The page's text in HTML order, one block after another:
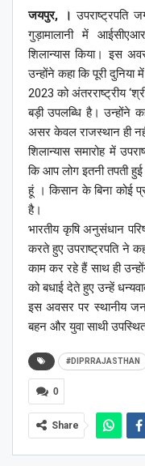
जयपुर, । उपराष्ट्रपति
गुड़ामालानी में
शिलान्यास किया। इस
उन्होंने कहा कि पूरी
2023 को अंतरराष्ट्रीय
बड़ी उपलब्धि है।
असर केवल राजस्थान ही
शिलान्यास समारोह में
कि आप लोग इतनी तपती
हूं । किसान के बिना कोई
है।
भारतीय कृषि अनुसंधान
करते हुए उपराष्ट्रपति ने
काम कर रहे हैं साथ ही
को बधाई देते हुए उन्हें
इस अवसर पर स्थानीय
बहन और युवा साथी
#DIPRRAJASTHAN
0
Share